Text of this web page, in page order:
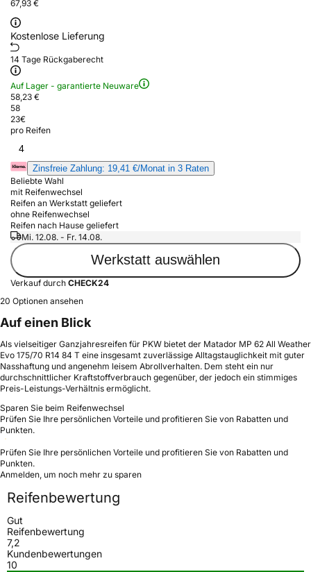
67,93 €
Kostenlose Lieferung
14 Tage Rückgaberecht
Auf Lager - garantierte Neuware
58,23 €
58
23€
pro Reifen
4
Zinsfreie Zahlung: 19,41 €/Monat in 3 Raten
Beliebte Wahl
mit Reifenwechsel
Reifen an Werkstatt geliefert
ohne Reifenwechsel
Reifen nach Hause geliefert
Mi. 12.08. - Fr. 14.08.
Werkstatt auswählen
Verkauf durch CHECK24
20 Optionen ansehen
Auf einen Blick
Als vielseitiger Ganzjahresreifen für PKW bietet der Matador MP 62 All Weather
Evo 175/70 R14 84 T eine insgesamt zuverlässige Alltagstauglichkeit mit guter
Nasshaftung und angenehm leisem Abrollverhalten. Dem steht ein nur
durchschnittlicher Kraftstoffverbrauch gegenüber, der jedoch ein stimmiges
Preis-Leistungs-Verhältnis ermöglicht.
Sparen Sie beim Reifenwechsel
Prüfen Sie Ihre persönlichen Vorteile und profitieren Sie von Rabatten und
Punkten.
Prüfen Sie Ihre persönlichen Vorteile und profitieren Sie von Rabatten und
Punkten.
Anmelden, um noch mehr zu sparen
Reifenbewertung
Gut
Reifenbewertung
7,2
Kundenbewertungen
10